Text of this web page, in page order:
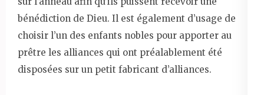
bénédiction de Dieu. Il est également d’usage de
choisir l’un des enfants nobles pour apporter au
prêtre les alliances qui ont préalablement été
disposées sur un petit fabricant d’alliances.